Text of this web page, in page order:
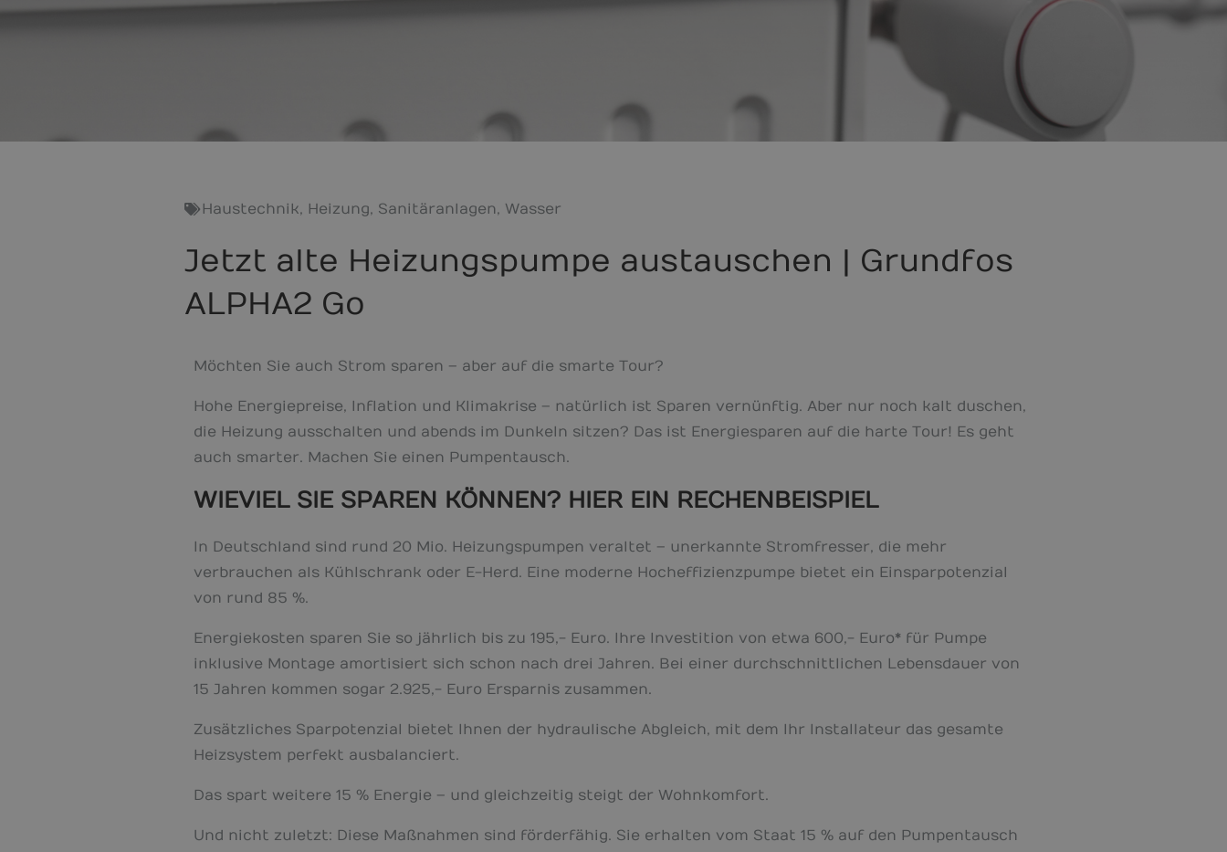
Haustechnik, Heizung, Sanitäranlagen, Wasser
Jetzt alte Heizungspumpe austauschen | Grundfos
ALPHA2 Go
Möchten Sie auch Strom sparen – aber auf die smarte Tour?
Hohe Energiepreise, Inflation und Klimakrise – natürlich ist Sparen vernünftig. Aber nur noch kalt duschen,
die Heizung ausschalten und abends im Dunkeln sitzen? Das ist Energiesparen auf die harte Tour! Es geht
auch smarter. Machen Sie einen Pumpentausch.
WIEVIEL SIE SPAREN KÖNNEN? HIER EIN RECHENBEISPIEL
In Deutschland sind rund 20 Mio. Heizungspumpen veraltet – unerkannte Stromfresser, die mehr
verbrauchen als Kühlschrank oder E-Herd. Eine moderne Hocheffizienzpumpe bietet ein Einsparpotenzial
von rund 85 %.
Energiekosten sparen Sie so jährlich bis zu 195,- Euro. Ihre Investition von etwa 600,- Euro* für Pumpe
inklusive Montage amortisiert sich schon nach drei Jahren. Bei einer durchschnittlichen Lebensdauer von
15 Jahren kommen sogar 2.925,- Euro Ersparnis zusammen.
Zusätzliches Sparpotenzial bietet Ihnen der hydraulische Abgleich, mit dem Ihr Installateur das gesamte
Heizsystem perfekt ausbalanciert.
Das spart weitere 15 % Energie – und gleichzeitig steigt der Wohnkomfort.
Und nicht zuletzt: Diese Maßnahmen sind förderfähig. Sie erhalten vom Staat 15 % auf den Pumpentausch